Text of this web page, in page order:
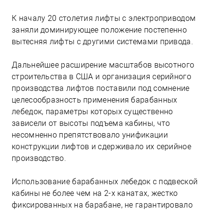
К началу 20 столетия лифты с электроприводом
заняли доминирующее положение постепенно
вытесняя лифты с другими системами привода.
Дальнейшее расширение масштабов высотного
строительства в США и организация серийного
производства лифтов поставили под сомнение
целесообразность применения барабанных
лебедок, параметры которых существенно
зависели от высоты подъема кабины, что
несомненно препятствовало унификации
конструкции лифтов и сдерживало их серийное
производство.
Использование барабанных лебедок с подвеской
кабины не более чем на 2-х канатах, жестко
фиксированных на барабане, не гарантировало